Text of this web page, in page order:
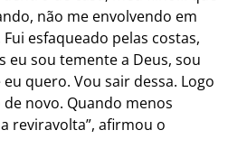
não me envolvendo em
esfaqueado pelas costas,
eu sou temente a Deus, sou
quero. Vou sair dessa. Logo
novo. Quando menos
reviravolta”, afirmou o